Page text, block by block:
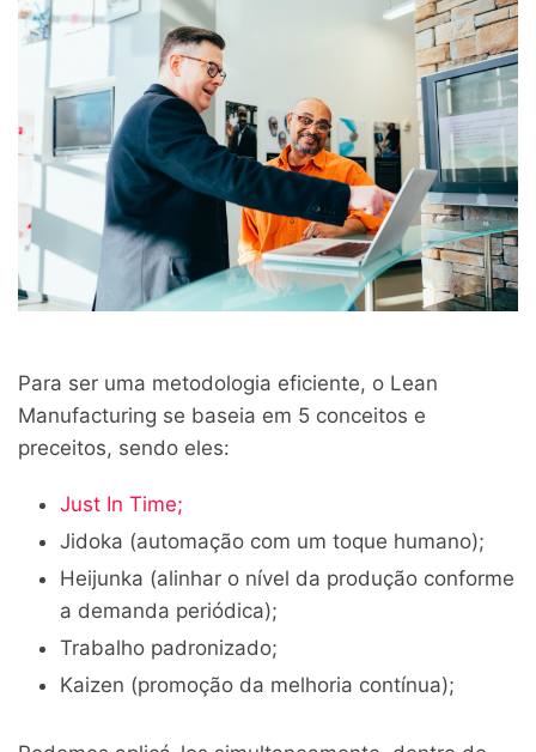
Para ser uma metodologia eficiente, o Lean
Manufacturing se baseia em 5 conceitos e
preceitos, sendo eles:
Just In Time;
Jidoka (automação com um toque humano);
Heijunka (alinhar o nível da produção conforme
a demanda periódica);
Trabalho padronizado;
Kaizen (promoção da melhoria contínua);